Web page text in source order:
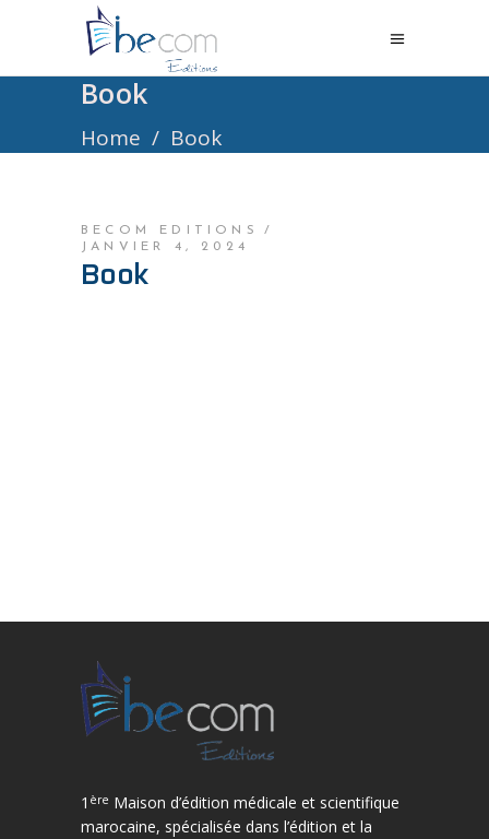
Book
Home / Book
BECOM EDITIONS
JANVIER 4, 2024
Book
1 ère Maison d’édition médicale et scientifique
marocaine, spécialisée dans l’édition et la